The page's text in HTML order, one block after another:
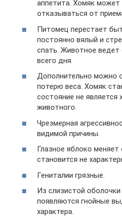
аппетита. Хомяк
отказываться от
Питомец перестает
постоянно вялый и
спать. Животное ведет
всего дня.
Дополнительно можно
потерю веса. Хомяк
состояние не является
животного.
Чрезмерная
видимой причины.
Глазное яблоко меняет
становится не
Гениталии грязные.
Из слизистой оболочки
появляются гнойные
характера.